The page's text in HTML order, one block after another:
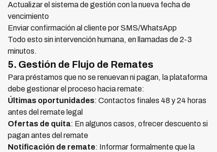
Actualizar el sistema de gestión con la nueva fecha de
vencimiento
Enviar confirmación al cliente por SMS/WhatsApp
Todo esto sin intervención humana, en llamadas de 2-3
minutos.
5. Gestión de Flujo de Remates
Para préstamos que no se renuevan ni pagan, la plataforma
debe gestionar el proceso hacia remate:
Últimas oportunidades: Contactos finales 48 y 24 horas
antes del remate legal
Ofertas de quita: En algunos casos, ofrecer descuento si
pagan antes del remate
Notificación de remate: Informar formalmente que la